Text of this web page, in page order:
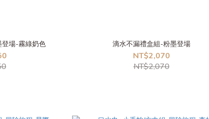
場-霧綠奶色 滴水不漏禮盒組-粉墨登場
NT$2,070
NT$2,070